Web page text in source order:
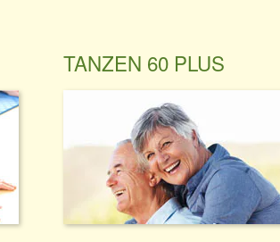
TANZEN 60 PLUS